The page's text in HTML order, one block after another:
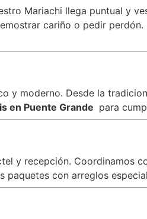
Mariachi llega puntual y
cariño o pedir
y moderno. Desde la
en Puente Grande para
y recepción. Coordinamos
paquetes con arreglos